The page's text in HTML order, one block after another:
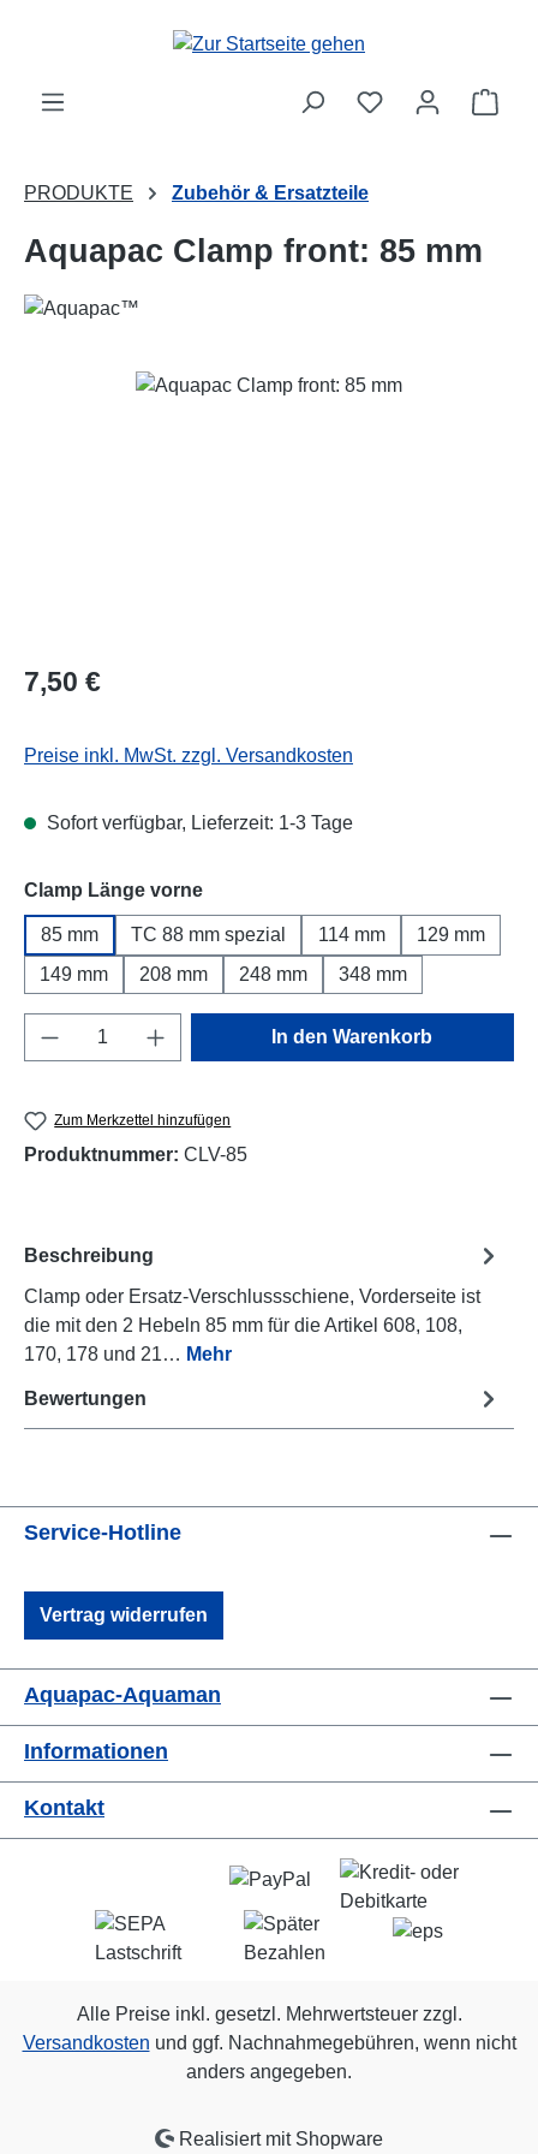
Zum Hauptinhalt springen
PRODUKTE Zubehör & Ersatzteile
Aquapac Clamp front: 85 mm
Bildergalerie überspringen
Regulärer Preis:
7,50 €
Preise inkl. MwSt. zzgl. Versandkosten
Sofort verfügbar, Lieferzeit: 1-3 Tage
Clamp Länge vorneauswählen
85 mm TC 88 mm spezial 114 mm
129 mm
149 mm
208 mm 248 mm 348 mm
Produkt Anzahl: Gib den gewünschten
In den Warenkorb
Zum Merkzettel hinzufügen
Produktnummer: CLV-85
Beschreibung
Clamp oder Ersatz-Verschlussschiene, Vorderseite ist
die mit den 2 Hebeln 85 mm für die Artikel 608, 108,
170, 178 und 21… Mehr
Bewertungen
Service-Hotline
Vertrag widerrufen
Aquapac-Aquaman
Informationen
Kontakt
Alle Preise inkl. gesetzl. Mehrwertsteuer zzgl.
Versandkosten und ggf. Nachnahmegebühren, wenn nicht
anders angegeben.
Realisiert mit Shopware